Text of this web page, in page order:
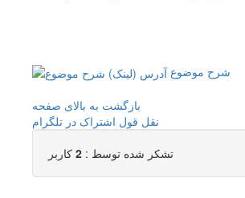
شرح موضوع
بازگشت به بالای صفحه
نقل قول اشتراک در تلگرام
تشکر شده توسط : 2 کاربر